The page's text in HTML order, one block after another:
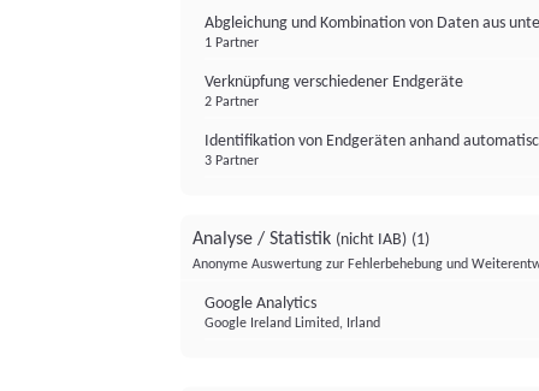
Abgleichung und Kombination von Daten aus
1 Partner
Verknüpfung verschiedener Endgeräte
2 Partner
Identifikation von Endgeräten anhand
3 Partner
Analyse / Statistik (nicht IAB) (1)
Anonyme Auswertung zur Fehlerbehebung und
Google Analytics
Google Ireland Limited, Irland